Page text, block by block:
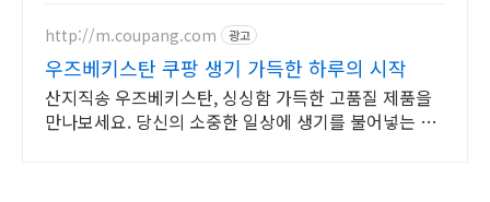
http://m.coupang.com 광고
우즈베키스탄 쿠팡 생기 가득한 하루의 시작
산지직송 우즈베키스탄, 싱싱함 가득한 고품질 제품을
만나보세요. 당신의 소중한 일상에 생기를 불어넣는 한